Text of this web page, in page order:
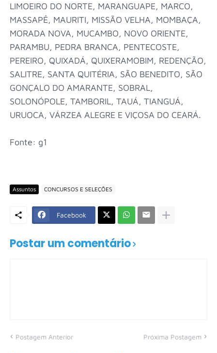
LIMOEIRO DO NORTE, MARANGUAPE, MARCO,
MASSAPÊ, MAURITI, MISSÃO VELHA, MOMBAÇA,
MORADA NOVA, MUCAMBO, NOVO ORIENTE,
PARAMBU, PEDRA BRANCA, PENTECOSTE,
PEREIRO, QUIXADÁ, QUIXERAMOBIM, REDENÇÃO,
SALITRE, SANTA QUITÉRIA, SÃO BENEDITO, SÃO
GONÇALO DO AMARANTE, SOBRAL,
SOLONÓPOLE, TAMBORIL, TAUÁ, TIANGUÁ,
URUOCA, VÁRZEA ALEGRE E VIÇOSA DO CEARÁ.
Fonte: g1
Assuntos CONCURSOS E SELEÇÕES
Facebook
Postar um comentário
Postagem Anterior Próxima Postagem